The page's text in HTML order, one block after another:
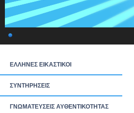
ΕΛΛΗΝΕΣ ΕΙΚΑΣΤΙΚΟΙ
ΣΥΝΤΗΡΗΣΕΙΣ
ΓΝΩΜΑΤΕΥΣΕΙΣ ΑΥΘΕΝΤΙΚΟΤΗΤΑΣ